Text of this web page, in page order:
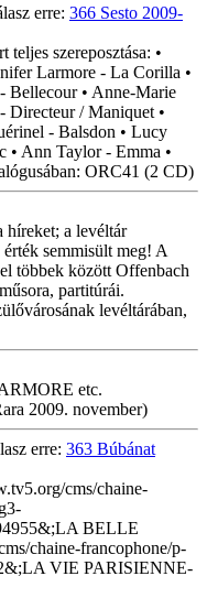
erre: 366 Sesto 2009-
szereposztása: •
Larmore - La Corilla •
Bellecour • Anne-Marie
Directeur / Maniquet •
- Balsdon • Lucy
• Ann Taylor - Emma •
ORC41 (2 CD)
híreket; a levéltár
semmisült meg! A
többek között Offenbach
partitúrái.
levéltárában,
etc.
2009. november)
erre: 363 Búbánat
cms/chaine-
BELLE
chaine-francophone/p-
VIE PARISIENNE-